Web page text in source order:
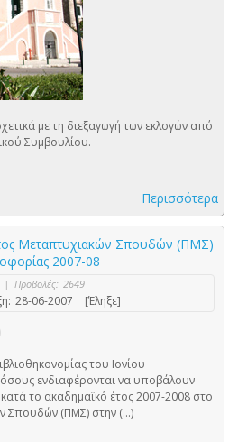
με τη διεξαγωγή των εκλογών από
Συμβουλίου.
Περισσότερα
Μεταπτυχιακών Σπουδών (ΠΜΣ)
2007-08
| Προβολές: 2649
28-06-2007 [Έληξε]
του Ιονίου
ενδιαφέρονται να υποβάλουν
κατά το ακαδημαϊκό έτος 2007-2008 στο
Σπουδών (ΠΜΣ) στην (...)